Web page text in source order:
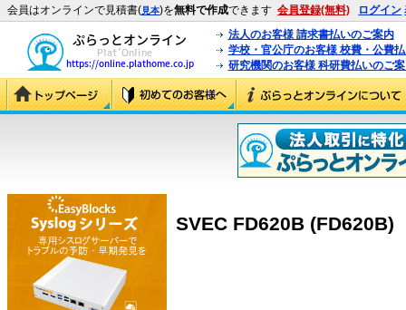
会員はオンラインで見積書(見本)を無料で作成できます 会員登録(無料) ログイン
法人のお客様 請求書払いのご案内
学校・官公庁のお客様 校費・公費
研究機関のお客様 科研費払いのご
SVEC FD620B (FD620B)